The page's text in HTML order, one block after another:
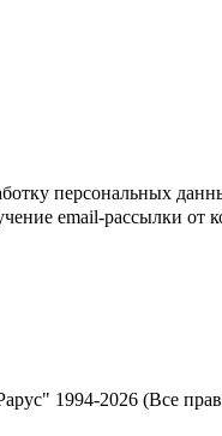
персональных
email-рассылки
1994-2026 (Все